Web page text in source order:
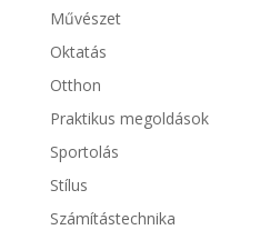
Művészet
Oktatás
Otthon
Praktikus megoldások
Sportolás
Stílus
Számítástechnika